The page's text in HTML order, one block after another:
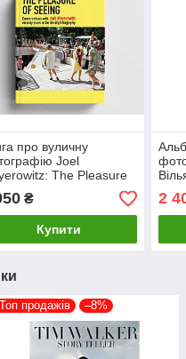
про вуличну
Joel
The Pleasure
книги з
відомих
₴
Купити
2
Топ продажів –8%